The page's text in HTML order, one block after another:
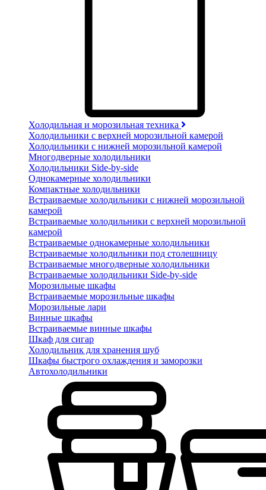
Холодильная и морозильная техника
Холодильники с верхней морозильной камерой
Холодильники с нижней морозильной камерой
Многодверные холодильники
Холодильники Side-by-side
Однокамерные холодильники
Компактные холодильники
Встраиваемые холодильники с нижней морозильной
камерой
Встраиваемые холодильники с верхней морозильной
камерой
Встраиваемые однокамерные холодильники
Встраиваемые холодильники под столешницу
Встраиваемые многодверные холодильники
Встраиваемые холодильники Side-by-side
Морозильные шкафы
Встраиваемые морозильные шкафы
Морозильные лари
Винные шкафы
Встраиваемые винные шкафы
Шкаф для сигар
Холодильник для хранения шуб
Шкафы быстрого охлаждения и заморозки
Автохолодильники